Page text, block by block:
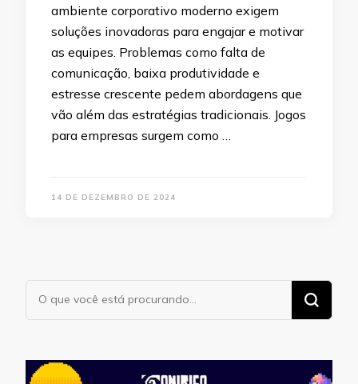
ambiente corporativo moderno exigem
soluções inovadoras para engajar e motivar
as equipes. Problemas como falta de
comunicação, baixa produtividade e
estresse crescente pedem abordagens que
vão além das estratégias tradicionais. Jogos
para empresas surgem como …
14 DE DEZEMBRO DE 2024
Procurando